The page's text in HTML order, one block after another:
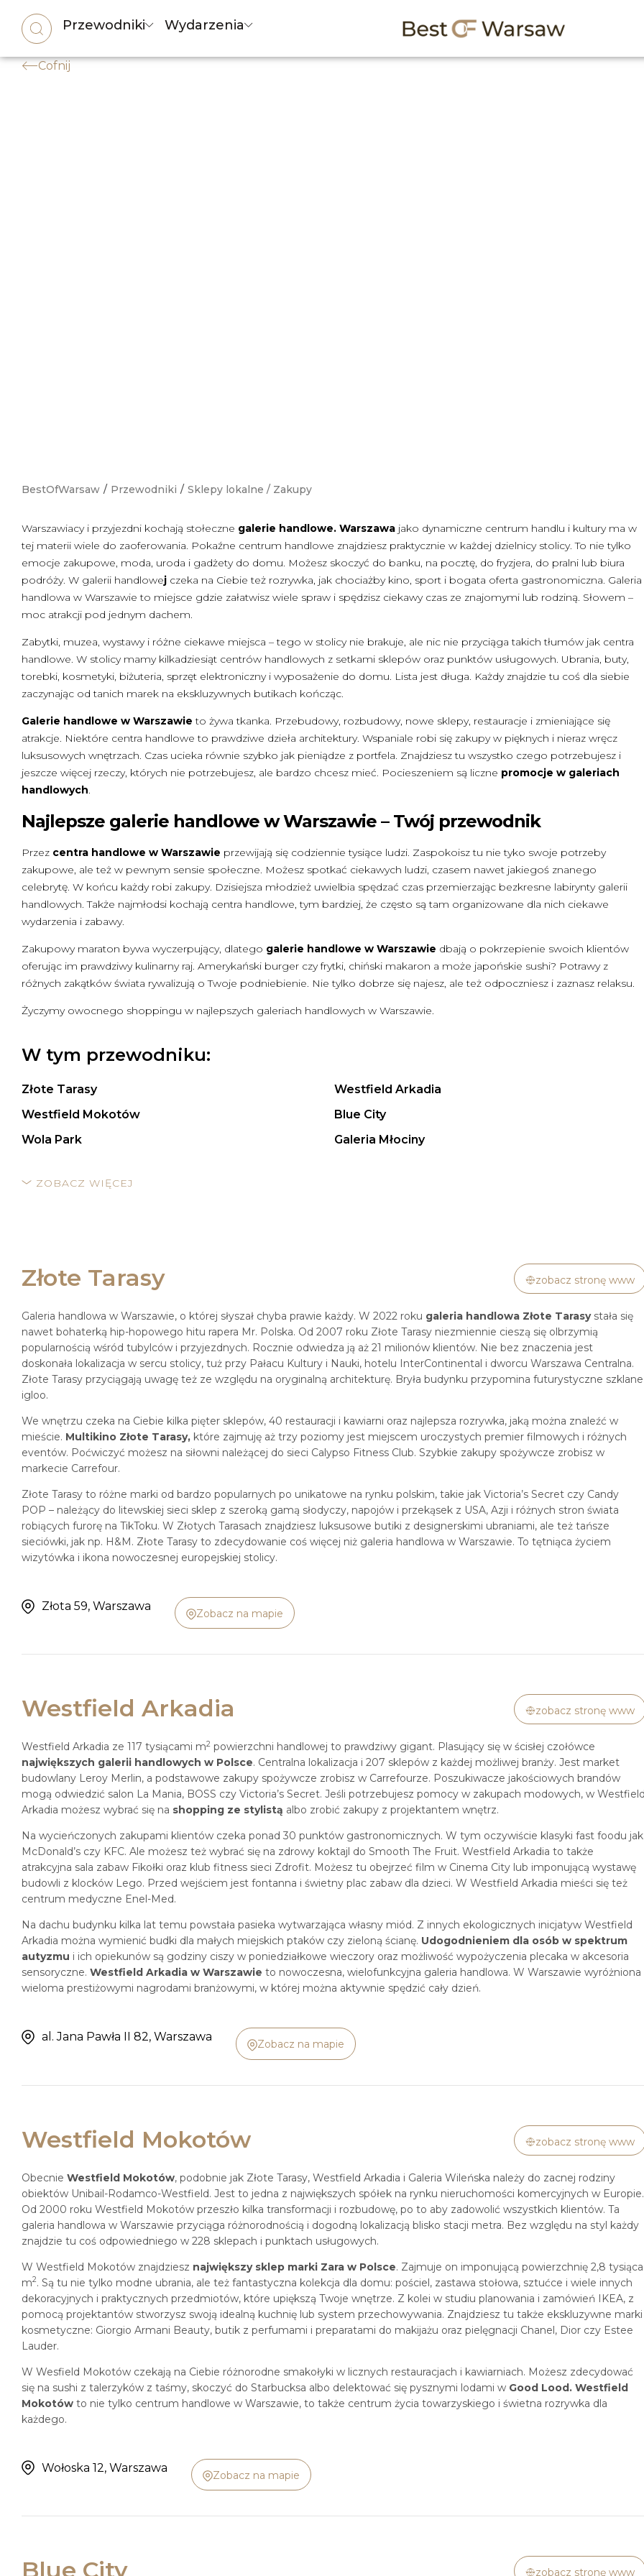
Przewodniki Wydarzenia
Cofnij
BestOfWarsaw / Przewodniki / Sklepy lokalne / Zakupy
Warszawiacy i przyjezdni kochają stołeczne galerie handlowe. Warszawa jako dynamiczne centrum handlu i kultury ma w
tej materii wiele do zaoferowania. Pokaźne centrum handlowe znajdziesz praktycznie w każdej dzielnicy stolicy. To nie tylko
emocje zakupowe, moda, uroda i gadżety do domu. Możesz skoczyć do banku, na pocztę, do fryzjera, do pralni lub biura
podróży. W galerii handlowej czeka na Ciebie też rozrywka, jak chociażby kino, sport i bogata oferta gastronomiczna. Galeria
handlowa w Warszawie to miejsce gdzie załatwisz wiele spraw i spędzisz ciekawy czas ze znajomymi lub rodziną. Słowem –
moc atrakcji pod jednym dachem.
Zabytki, muzea, wystawy i różne ciekawe miejsca – tego w stolicy nie brakuje, ale nic nie przyciąga takich tłumów jak centra
handlowe. W stolicy mamy kilkadziesiąt centrów handlowych z setkami sklepów oraz punktów usługowych. Ubrania, buty,
torebki, kosmetyki, biżuteria, sprzęt elektroniczny i wyposażenie do domu. Lista jest długa. Każdy znajdzie tu coś dla siebie
zaczynając od tanich marek na ekskluzywnych butikach kończąc.
Galerie handlowe w Warszawie to żywa tkanka. Przebudowy, rozbudowy, nowe sklepy, restauracje i zmieniające się
atrakcje. Niektóre centra handlowe to prawdziwe dzieła architektury. Wspaniale robi się zakupy w pięknych i nieraz wręcz
luksusowych wnętrzach. Czas ucieka równie szybko jak pieniądze z portfela. Znajdziesz tu wszystko czego potrzebujesz i
jeszcze więcej rzeczy, których nie potrzebujesz, ale bardzo chcesz mieć. Pocieszeniem są liczne promocje w galeriach
handlowych.
Najlepsze galerie handlowe w Warszawie – Twój przewodnik
Przez centra handlowe w Warszawie przewijają się codziennie tysiące ludzi. Zaspokoisz tu nie tyko swoje potrzeby
zakupowe, ale też w pewnym sensie społeczne. Możesz spotkać ciekawych ludzi, czasem nawet jakiegoś znanego
celebrytę. W końcu każdy robi zakupy. Dzisiejsza młodzież uwielbia spędzać czas przemierzając bezkresne labirynty galerii
handlowych. Także najmłodsi kochają centra handlowe, tym bardziej, że często są tam organizowane dla nich ciekawe
wydarzenia i zabawy.
Zakupowy maraton bywa wyczerpujący, dlatego galerie handlowe w Warszawie dbają o pokrzepienie swoich klientów
oferując im prawdziwy kulinarny raj. Amerykański burger czy frytki, chiński makaron a może japońskie sushi? Potrawy z
różnych zakątków świata rywalizują o Twoje podniebienie. Nie tylko dobrze się najesz, ale też odpoczniesz i zaznasz relaksu.
Życzymy owocnego shoppingu w najlepszych galeriach handlowych w Warszawie.
W tym przewodniku:
Złote Tarasy
Westfield Arkadia
Westfield Mokotów
Blue City
Wola Park
Galeria Młociny
ZOBACZ WIĘCEJ
Złote Tarasy zobacz stronę www
Galeria handlowa w Warszawie, o której słyszał chyba prawie każdy. W 2022 roku galeria handlowa Złote Tarasystała się
nawet bohaterką hip-hopowego hitu rapera Mr. Polska. Od 2007 roku Złote Tarasy niezmiennie cieszą się olbrzymią
popularnością wśród tubylców i przyjezdnych. Rocznie odwiedza ją aż 21 milionów klientów. Nie bez znaczenia jest
doskonała lokalizacja w sercu stolicy, tuż przy Pałacu Kultury i Nauki, hotelu InterContinental i dworcu Warszawa Centralna.
Złote Tarasy przyciągają uwagę też ze względu na oryginalną architekturę. Bryła budynku przypomina futurystyczne szklane
igloo.
We wnętrzu czeka na Ciebie kilka pięter sklepów, 40 restauracji i kawiarni oraz najlepsza rozrywka, jaką można znaleźć w
mieście. Multikino Złote Tarasy, które zajmuję aż trzy poziomy jest miejscem uroczystych premier filmowych i różnych
eventów. Poćwiczyć możesz na siłowni należącej do sieci Calypso Fitness Club. Szybkie zakupy spożywcze zrobisz w
markecie Carrefour.
Złote Tarasy to różne marki od bardzo popularnych po unikatowe na rynku polskim, takie jak Victoria’s Secret czy Candy
POP – należący do litewskiej sieci sklep z szeroką gamą słodyczy, napojów i przekąsek z USA, Azji i różnych stron świata
robiących furorę na TikToku. W Złotych Tarasach znajdziesz luksusowe butiki z designerskimi ubraniami, ale też tańsze
sieciówki, jak np. H&M. Złote Tarasy to zdecydowanie coś więcej niż galeria handlowa w Warszawie. To tętniąca życiem
wizytówka i ikona nowoczesnej europejskiej stolicy.
Złota 59, Warszawa
Zobacz na mapie
Westfield Arkadia zobacz stronę www
Westfield Arkadia ze 117 tysiącami m2 powierzchni handlowej to prawdziwy gigant. Plasujący się w ścisłej czołówce
największych galerii handlowych w Polsce. Centralna lokalizacja i 207 sklepów z każdej możliwej branży. Jest market
budowlany Leroy Merlin, a podstawowe zakupy spożywcze zrobisz w Carrefourze. Poszukiwacze jakościowych brandów
mogą odwiedzić salon La Mania, BOSS czy Victoria’s Secret. Jeśli potrzebujesz pomocy w zakupach modowych, w
Arkadia możesz wybrać się na shopping ze stylistą albo zrobić zakupy z projektantem wnętrz.
Na wycieńczonych zakupami klientów czeka ponad 30 punktów gastronomicznych. W tym oczywiście klasyki fast foodu jak
McDonald’s czy KFC. Ale możesz też wybrać się na zdrowy koktajl do Smooth The Fruit. Westfield Arkadia to także
atrakcyjna sala zabaw Fikołki oraz klub fitness sieci Zdrofit. Możesz tu obejrzeć film w Cinema City lub imponującą wystawę
budowli z klocków Lego. Przed wejściem jest fontanna i świetny plac zabaw dla dzieci. W Westfield Arkadia mieści się też
centrum medyczne Enel-Med.
Na dachu budynku kilka lat temu powstała pasieka wytwarzająca własny miód. Z innych ekologicznych inicjatyw Westfield
Arkadia można wymienić budki dla małych miejskich ptaków czy zieloną ścianę. Udogodnieniem dla osób w spektrum
autyzmu i ich opiekunów są godziny ciszy w poniedziałkowe wieczory oraz możliwość wypożyczenia plecaka w akcesoria
sensoryczne. Westfield Arkadia w Warszawie to nowoczesna, wielofunkcyjna galeria handlowa. W Warszawie wyróżniona
wieloma prestiżowymi nagrodami branżowymi, w której można aktywnie spędzić cały dzień.
al. Jana Pawła II 82, Warszawa
Zobacz na mapie
Westfield Mokotów zobacz stronę www
Obecnie Westfield Mokotów, podobnie jak Złote Tarasy, Westfield Arkadia i Galeria Wileńska należy do zacnej rodziny
obiektów Unibail-Rodamco-Westfield. Jest to jedna z największych spółek na rynku nieruchomości komercyjnych w Europie.
Od 2000 roku Westfield Mokotów przeszło kilka transformacji i rozbudowę, po to aby zadowolić wszystkich klientów. Ta
galeria handlowa w Warszawie przyciąga różnorodnością i dogodną lokalizacją blisko stacji metra. Bez względu na styl każdy
znajdzie tu coś odpowiedniego w 228 sklepach i punktach usługowych.
W Westfield Mokotów znajdziesz największy sklep marki Zara w Polsce. Zajmuje on imponującą powierzchnię 2,8 tysiąca
m2. Są tu nie tylko modne ubrania, ale też fantastyczna kolekcja dla domu: pościel, zastawa stołowa, sztućce i wiele innych
dekoracyjnych i praktycznych przedmiotów, które upiększą Twoje wnętrze. Z kolei w studiu planowania i zamówień IKEA, z
pomocą projektantów stworzysz swoją idealną kuchnię lub system przechowywania. Znajdziesz tu także ekskluzywne marki
kosmetyczne: Giorgio Armani Beauty, butik z perfumami i preparatami do makijażu oraz pielęgnacji Chanel, Dior czy Estee
Lauder.
W Wesfield Mokotów czekają na Ciebie różnorodne smakołyki w licznych restauracjach i kawiarniach. Możesz zdecydować
się na sushi z talerzyków z taśmy, skoczyć do Starbucksa albo delektować się pysznymi lodami w Good Lood. Westfield
Mokotów to nie tylko centrum handlowe w Warszawie, to także centrum życia towarzyskiego i świetna rozrywka dla
każdego.
Wołoska 12, Warszawa
Zobacz na mapie
Blue City zobacz stronę www